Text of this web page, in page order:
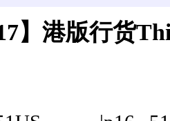
】港版行货
: